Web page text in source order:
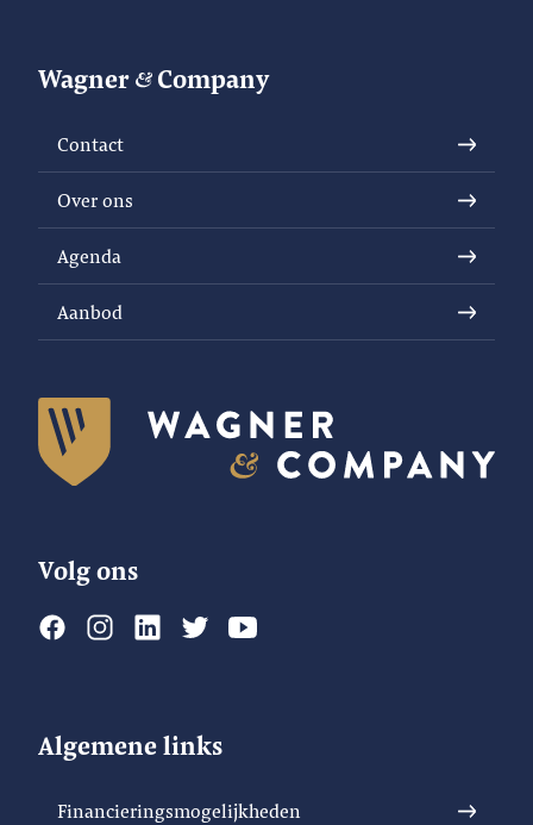
Wagner Company
Contact
Over ons
Agenda
Aanbod
Volg ons
Algemene links
Financieringsmogelijkheden